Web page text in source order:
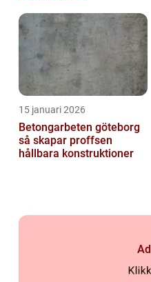
15 januari 2026
Betongarbeten göteborg
så skapar proffsen
hållbara konstruktioner